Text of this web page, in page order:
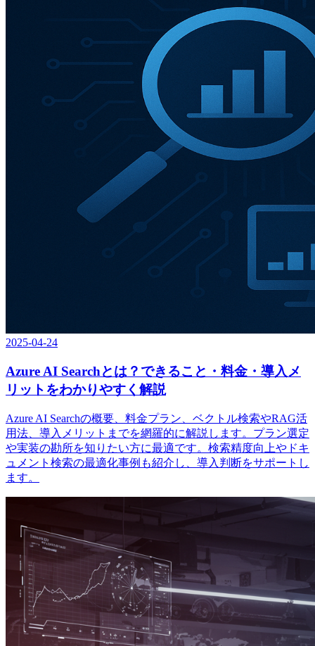
2025-04-24
Azure AI Searchとは？できること・料金・導入メ
リットをわかりやすく解説
Azure AI Searchの概要、料金プラン、ベクトル検索やRAG活
用法、導入メリットまでを網羅的に解説します。プラン選定
や実装の勘所を知りたい方に最適です。検索精度向上やドキ
ュメント検索の最適化事例も紹介し、導入判断をサポートし
ます。